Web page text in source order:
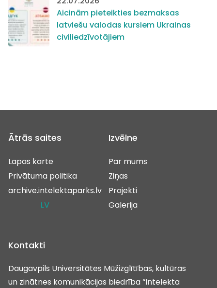
Aicinām pieteikties bezmaksas
latviešu valodas kursiem Ukrainas
civiliedzīvotājiem
Ātrās saites
Lapas karte
Privātuma politika
archive.intelektaparks.lv
LV
Izvēlne
Par mums
Ziņas
Projekti
Galerija
Kontakti
Daugavpils Universitātes Mūžizglītības, kultūras
un zinātnes komunikācijas biedrība “Intelekta